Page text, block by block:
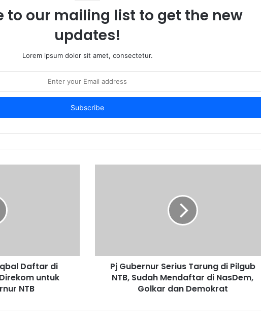
to our mailing list to get the new
updates!
Lorem ipsum dolor sit amet, consectetur.
Daftar di
untuk
NTB
Pj Gubernur Serius Tarung di Pilgub
NTB, Sudah Mendaftar di NasDem,
Golkar dan Demokrat